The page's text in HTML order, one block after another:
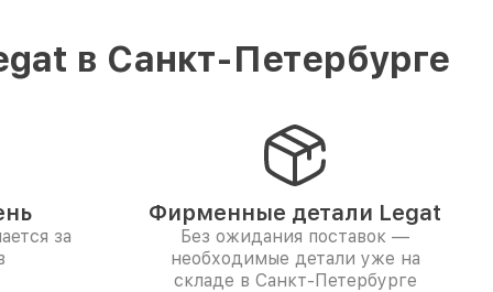
в Санкт-Петербурге
за
Фирменные детали Legat
Без ожидания поставок —
необходимые детали уже на
складе в Санкт-Петербурге